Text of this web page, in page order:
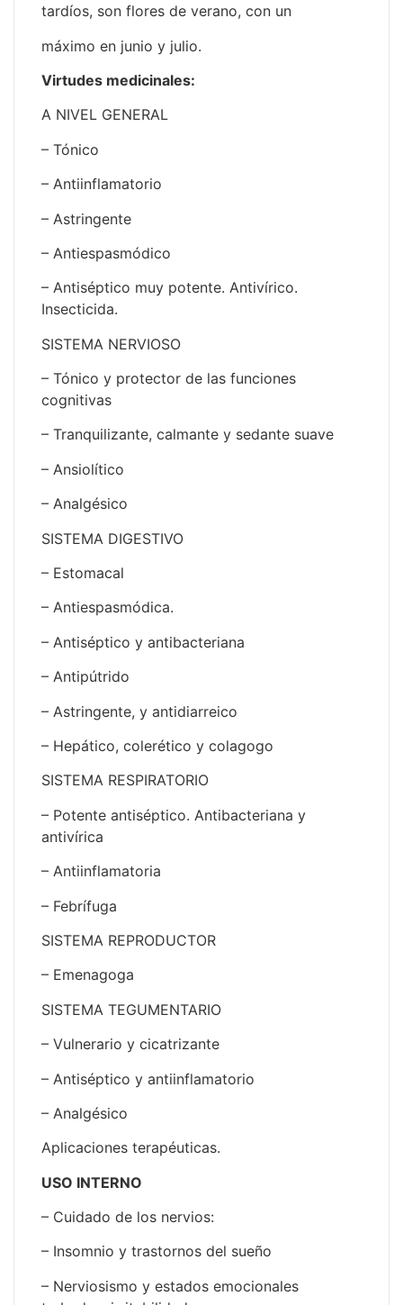
tardíos, son flores de verano, con un
máximo en junio y julio.
Virtudes medicinales:
A NIVEL GENERAL
– Tónico
– Antiinflamatorio
– Astringente
– Antiespasmódico
– Antiséptico muy potente. Antivírico.
Insecticida.
SISTEMA NERVIOSO
– Tónico y protector de las funciones
cognitivas
– Tranquilizante, calmante y sedante suave
– Ansiolítico
– Analgésico
SISTEMA DIGESTIVO
– Estomacal
– Antiespasmódica.
– Antiséptico y antibacteriana
– Antipútrido
– Astringente, y antidiarreico
– Hepático, colerético y colagogo
SISTEMA RESPIRATORIO
– Potente antiséptico. Antibacteriana y
antivírica
– Antiinflamatoria
– Febrífuga
SISTEMA REPRODUCTOR
– Emenagoga
SISTEMA TEGUMENTARIO
– Vulnerario y cicatrizante
– Antiséptico y antiinflamatorio
– Analgésico
Aplicaciones terapéuticas.
USO INTERNO
– Cuidado de los nervios:
– Insomnio y trastornos del sueño
– Nerviosismo y estados emocionales